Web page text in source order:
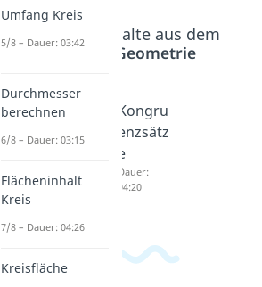
Beliebte Inhalte aus dem
Bereich
Geometrie
Schwer
punkt
03:46
Satz
des
04:15
Kongru
enzsätz
e
Dauer:
04:20
Umfang Kreis
5/8 – Dauer: 03:42
Durchmesser
berechnen
6/8 – Dauer: 03:15
Flächeninhalt
Kreis
7/8 – Dauer: 04:26
Kreisfläche